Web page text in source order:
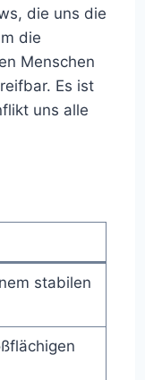
die uns die
die
Menschen
Es ist
uns alle
stabilen